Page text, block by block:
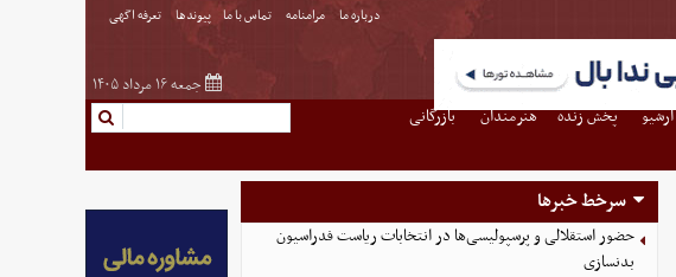
درباره ما مرامنامه تماس با ما پیوندها تعرفه اگهی
جمعه ۱۶ مرداد ۱۴۰۵
آرشیو پخش زنده هنرمندان
بازرگانی
سرخط خبرها
حضور استقلالی و پرسپولیسی‌ها در انتخابات ریاست فدراسیون
بدنسازی